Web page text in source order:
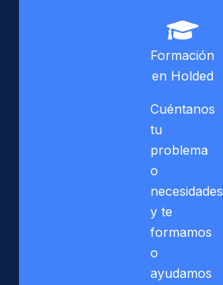
Formación
en Holded
Cuéntanos
tu
problema
o
necesidades
y te
formamos
o
ayudamos